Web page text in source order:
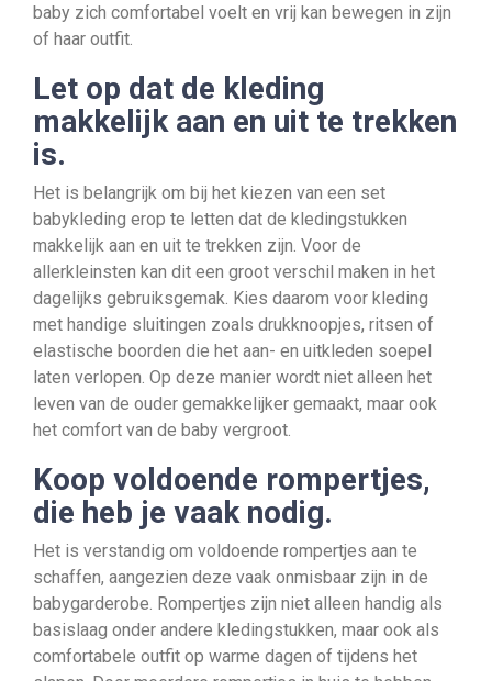
baby zich comfortabel voelt en vrij kan bewegen in zijn
of haar outfit.
Let op dat de kleding
makkelijk aan en uit te trekken
is.
Het is belangrijk om bij het kiezen van een set
babykleding erop te letten dat de kledingstukken
makkelijk aan en uit te trekken zijn. Voor de
allerkleinsten kan dit een groot verschil maken in het
dagelijks gebruiksgemak. Kies daarom voor kleding
met handige sluitingen zoals drukknoopjes, ritsen of
elastische boorden die het aan- en uitkleden soepel
laten verlopen. Op deze manier wordt niet alleen het
leven van de ouder gemakkelijker gemaakt, maar ook
het comfort van de baby vergroot.
Koop voldoende rompertjes,
die heb je vaak nodig.
Het is verstandig om voldoende rompertjes aan te
schaffen, aangezien deze vaak onmisbaar zijn in de
babygarderobe. Rompertjes zijn niet alleen handig als
basislaag onder andere kledingstukken, maar ook als
comfortabele outfit op warme dagen of tijdens het